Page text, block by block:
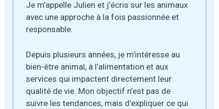
Je m’appelle Julien et j’écris sur les animaux
avec une approche à la fois passionnée et
responsable.
Depuis plusieurs années, je m’intéresse au
bien-être animal, à l’alimentation et aux
services qui impactent directement leur
qualité de vie. Mon objectif n’est pas de
suivre les tendances, mais d’expliquer ce qui